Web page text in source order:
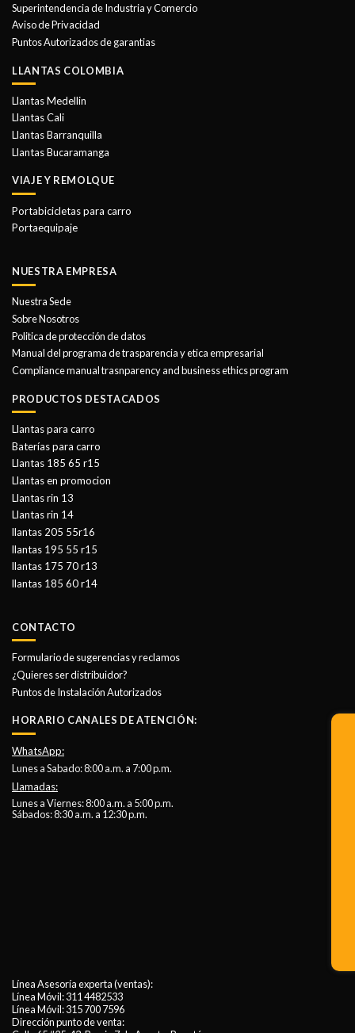
Superintendencia de Industria y Comercio
Aviso de Privacidad
Puntos Autorizados de garantias
LLANTAS COLOMBIA
Llantas Medellin
Llantas Cali
Llantas Barranquilla
Llantas Bucaramanga
VIAJE Y REMOLQUE
Portabicicletas para carro
Portaequipaje
NUESTRA EMPRESA
Nuestra Sede
Sobre Nosotros
Politica de protección de datos
Manual del programa de trasparencia y etica empresarial
Compliance manual trasnparency and business ethics program
PRODUCTOS DESTACADOS
Llantas para carro
Baterías para carro
Llantas 185 65 r15
Llantas en promocion
Llantas rin 13
Llantas rin 14
llantas 205 55r16
llantas 195 55 r15
llantas 175 70 r13
llantas 185 60 r14
CONTACTO
Formulario de sugerencias y reclamos
¿Quieres ser distribuidor?
Puntos de Instalación Autorizados
HORARIO CANALES DE ATENCIÓN:
WhatsApp:
Lunes a Sabado: 8:00 a.m. a 7:00 p.m.
Llamadas:
Lunes a Viernes: 8:00 a.m. a 5:00 p.m.
Sábados: 8:30 a.m. a 12:30 p.m.
Línea Asesoría experta (ventas):
Línea Móvil:311 4482533
Línea Móvil:315 700 7596
Dirección punto de venta: